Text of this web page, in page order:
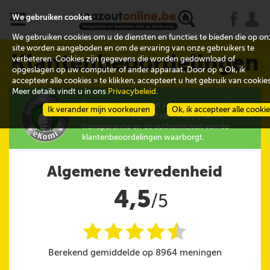
x
Klantenbeoordelingen
De evaluaties worden verzameld door eKomi,
een onafhankelijke maatschappij die de
transparantie en de authenticiteit van de
klantenbeoordelingen waarborgt.
Algemene tevredenheid
4,5/5
iiiii
@
Berekend gemiddelde op 8964 meningen
We gebruiken cookies
We gebruiken cookies om u de diensten en functies te bieden die op
site worden aangeboden en om de ervaring van onze gebruikers te
verbeteren. Cookies zijn gegevens die worden gedownload of
opgeslagen op uw computer of ander apparaat. Door op « Ok, ik
accepteer alle cookies » te klikken, accepteert u het gebruik van
Meer details vindt u in ons Privacybeleid .
Ok, ik accepteer alle
Ik verander mijn voorkeuren